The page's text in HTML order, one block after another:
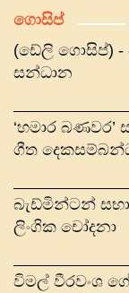
ගොසිප්
(ඩේලි ගොසිප්)
සන්ධාන
‘හමාර බණවර’
ගීත
බැඩ්මින්ටන්
ලිංගික චෝදනා
විමල් වීරවංශ